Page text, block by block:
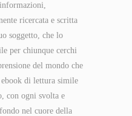
ricercata e scritta
soggetto, che lo
per chiunque cerchi
del mondo che
di lettura simile
con ogni svolta e
nel cuore della